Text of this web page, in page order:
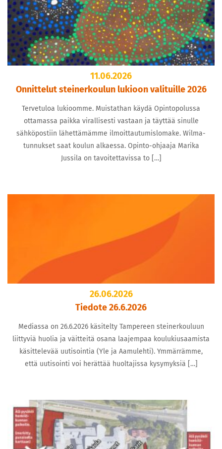
11.06.2026
Onnittelut steinerkoulun lukioon valituille 2026
Tervetuloa lukioomme. Muistathan käydä Opintopolussa
ottamassa paikka virallisesti vastaan ja täyttää sinulle
sähköpostiin lähettämämme ilmoittautumislomake. Wilma-
tunnukset saat koulun alkaessa. Opinto-ohjaaja Marika
Jussila on tavoitettavissa to […]
26.06.2026
Tiedote 26.6.2026
Mediassa on 26.6.2026 käsitelty Tampereen steinerkouluun
liittyviä huolia ja väitteitä osana laajempaa koulukiusaamista
käsittelevää uutisointia (Yle ja Aamulehti). Ymmärrämme,
että uutisointi voi herättää huoltajissa kysymyksiä […]